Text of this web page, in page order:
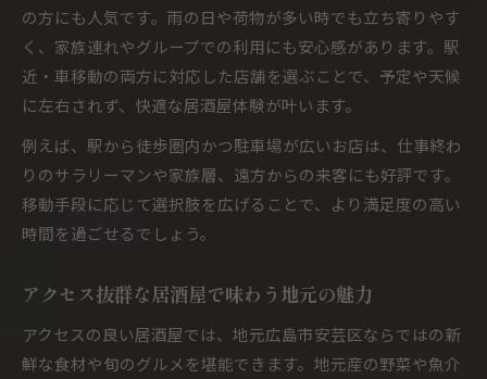
家族や同僚と使いやすい居酒屋を見極める
仕事帰りに立ち寄る居酒屋の魅力満載
仕事帰りに癒される居酒屋の選び方とコツ
落ち着く雰囲気が自慢の居酒屋活用術
アクセス便利な居酒屋で同僚と語らう夜
クーポン利用がお得な居酒屋の楽しみ方
居酒屋選びで重視すべきポイント徹底解説
予約可否や混雑状況で失敗しない居酒屋探し
口コミやランキング活用の居酒屋比較術
の方にも人気です。雨の日や荷物が多い時でも立ち寄りやす
く、家族連れやグループでの利用にも安心感があります。駅
近・車移動の両方に対応した店舗を選ぶことで、予定や天候
に左右されず、快適な居酒屋体験が叶います。
例えば、駅から徒歩圏内かつ駐車場が広いお店は、仕事終わ
りのサラリーマンや家族層、遠方からの来客にも好評です。
移動手段に応じて選択肢を広げることで、より満足度の高い
時間を過ごせるでしょう。
アクセス抜群な居酒屋で味わう地元の魅力
アクセスの良い居酒屋では、地元広島市安芸区ならではの新
鮮な食材や旬のグルメを堪能できます。地元産の野菜や魚介